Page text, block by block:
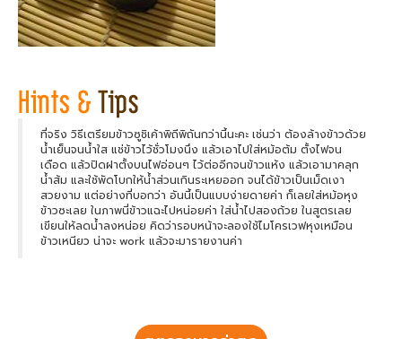
ที่จริง วิธีเตรียมข้าวซูชิเค้าพิถีพิถันกว่านี้นะคะ เช่นว่า ต้องล้างข้าวด้วย
น้ำเย็นจนน้ำใส แช่ข้าวไว้ชั่วโมงนึง แล้วเอาไปใส่หม้อต้ม ตั้งไฟจน
เดือด แล้วปิดฝาตั้งบนไฟอ่อนๆ ไว้ต่ออีกจนข้าวแห้ง แล้วเอามาคลุก
น้ำส้ม และใช้พัดโบกให้น้ำส่วนเกินระเหยออก จนได้ข้าวเป็นเม็ดเงา
สวยงาม แต่อย่างที่บอกว่า อันนี้เป็นแบบง่ายดายค่า ก็เลยใส่หม้อหุง
ข้าวซะเลย ในภาพนี่ข้าวแฉะไปหน่อยค่า ใส่น้ำไปสองถ้วย ในสูตรเลย
เขียนให้ลดน้ำลงหน่อย คิดว่ารอบหน้าจะลองใช้ไมโครเวฟหุงเหมือน
ข้าวเหนียว น่าจะ work แล้วจะมารายงานค่า